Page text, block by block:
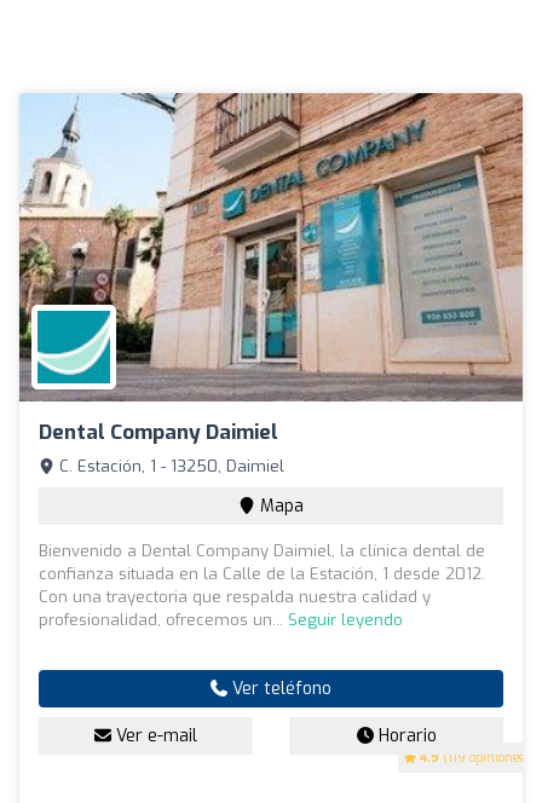
Dental Company Daimiel
4.9 (119 opiniones)
C. Estación, 1 - 13250, Daimiel
Mapa
Bienvenido a Dental Company Daimiel, la clínica dental de
confianza situada en la Calle de la Estación, 1 desde 2012.
Con una trayectoria que respalda nuestra calidad y
profesionalidad, ofrecemos un... Seguir leyendo
Ver teléfono
Ver e-mail Horario